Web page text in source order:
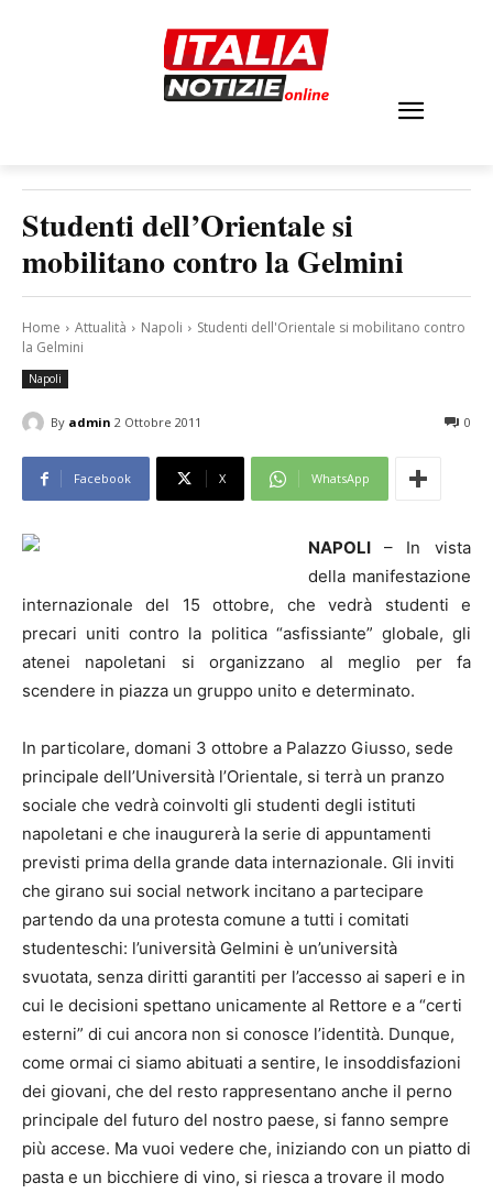
Studenti dell’Orientale si
mobilitano contro la Gelmini
Home Attualità Napoli
Studenti dell'Orientale si mobilitano contro
la Gelmini
Napoli
By admin 2 Ottobre 2011 0
Facebook X WhatsApp
NAPOLI – In vista
della manifestazione
internazionale del 15 ottobre, che vedrà studenti e
precari uniti contro la politica “asfissiante” globale, gli
atenei napoletani si organizzano al meglio per fa
scendere in piazza un gruppo unito e determinato.
In particolare, domani 3 ottobre a Palazzo Giusso, sede
principale dell’Università l’Orientale, si terrà un pranzo
sociale che vedrà coinvolti gli studenti degli istituti
napoletani e che inaugurerà la serie di appuntamenti
previsti prima della grande data internazionale. Gli inviti
che girano sui social network incitano a partecipare
partendo da una protesta comune a tutti i comitati
studenteschi: l’università Gelmini è un’università
svuotata, senza diritti garantiti per l’accesso ai saperi e in
cui le decisioni spettano unicamente al Rettore e a “certi
esterni” di cui ancora non si conosce l’identità. Dunque,
come ormai ci siamo abituati a sentire, le insoddisfazioni
dei giovani, che del resto rappresentano anche il perno
principale del futuro del nostro paese, si fanno sempre
più accese. Ma vuoi vedere che, iniziando con un piatto di
pasta e un bicchiere di vino, si riesca a trovare il modo